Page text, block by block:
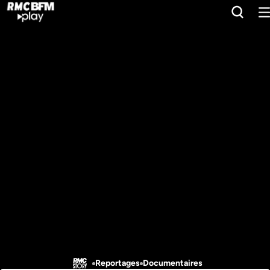
Reportages Documentaires